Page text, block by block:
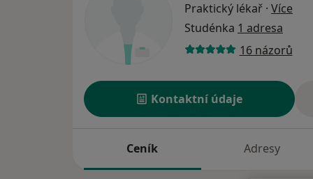
Praktický lékař · Více
Studénka 1 adresa
16 názorů
Kontaktní údaje
Ceník Adresy